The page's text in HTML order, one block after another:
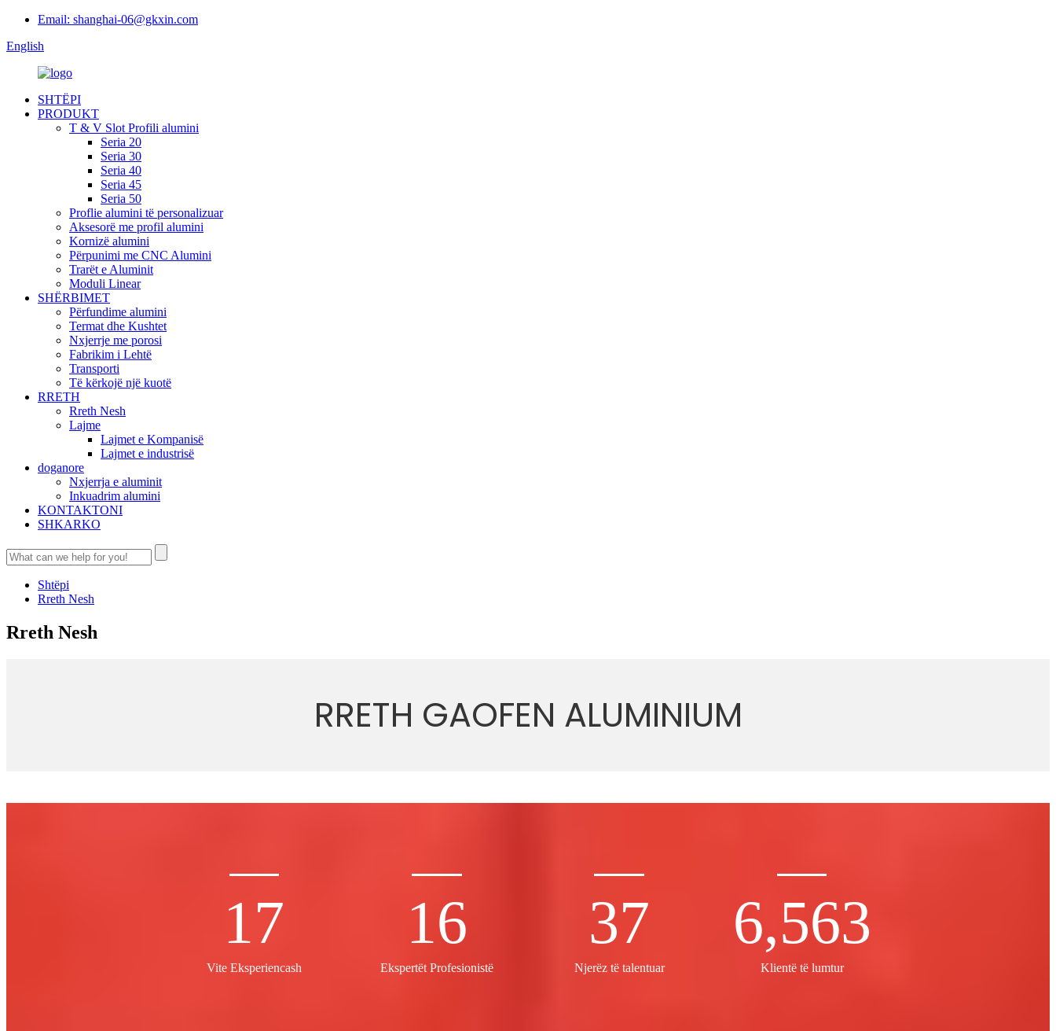
Email: shanghai-06@gkxin.com
English
SHTËPI
PRODUKT
T & V Slot Profili alumini
Seria 20
Seria 30
Seria 40
Seria 45
Seria 50
Proflie alumini të personalizuar
Aksesorë me profil alumini
Kornizë alumini
Përpunimi me CNC Alumini
Trarët e Aluminit
Moduli Linear
SHËRBIMET
Përfundime alumini
Termat dhe Kushtet
Nxjerrje me porosi
Fabrikim i Lehtë
Transporti
Të kërkojë një kuotë
RRETH
Rreth Nesh
Lajme
Lajmet e Kompanisë
Lajmet e industrisë
doganore
Nxjerrja e aluminit
Inkuadrim alumini
KONTAKTONI
SHKARKO
Shtëpi
Rreth Nesh
Rreth Nesh
RRETH GAOFEN ALUMINIUM
17
Vite Eksperiencash
16
Ekspertët Profesionistë
37
Njerëz të talentuar
6,563
Klientë të lumtur